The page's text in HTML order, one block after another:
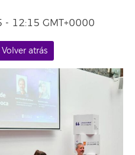
- 12:15 GMT+0000
Volver atrás